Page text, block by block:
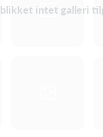
intet galleri